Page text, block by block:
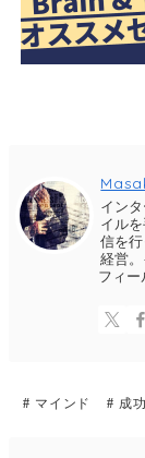
イン
イル
信を
経営
フィー
マインド 成